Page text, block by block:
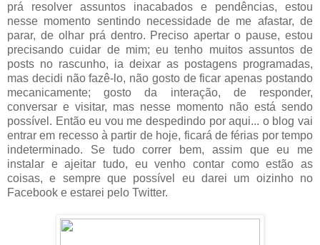
prá resolver assuntos inacabados e pendências, estou
nesse momento sentindo necessidade de me afastar, de
parar, de olhar prá dentro. Preciso apertar o pause, estou
precisando cuidar de mim; eu tenho muitos assuntos de
posts no rascunho, ia deixar as postagens programadas,
mas decidi não fazê-lo, não gosto de ficar apenas postando
mecanicamente; gosto da interação, de responder,
conversar e visitar, mas nesse momento não está sendo
possível. Então eu vou me despedindo por aqui... o blog vai
entrar em recesso à partir de hoje, ficará de férias por tempo
indeterminado. Se tudo correr bem, assim que eu me
instalar e ajeitar tudo, eu venho contar como estão as
coisas, e sempre que possível eu darei um oizinho no
Facebook e estarei pelo Twitter.